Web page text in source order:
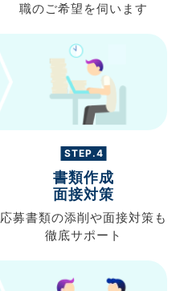
職のご希望を伺います
STEP.4
書類作成
面接対策
応募書類の添削や面接対策も
徹底サポート